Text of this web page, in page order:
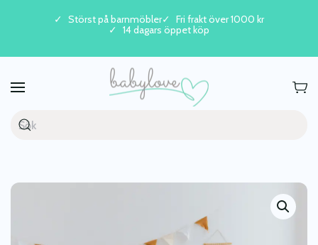
Skip to main content
Störst på barnmöbler
Fri frakt över 1000 kr
14 dagars öppet köp